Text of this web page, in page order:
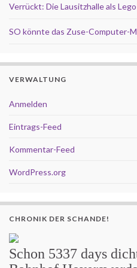
Verrückt: Die Lausitzhalle als
SO könnte das Zuse-Computer-
VERWALTUNG
Anmelden
Eintrags-Feed
Kommentar-Feed
WordPress.org
CHRONIK DER SCHANDE!
Schon 5337 days